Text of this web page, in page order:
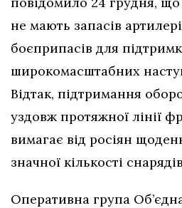
не мають запасів
боєприпасів для
широкомасштабних
Відтак, підтримання
уздовж протяжної лінії
вимагає від росіян
значної кількості
Оперативна група